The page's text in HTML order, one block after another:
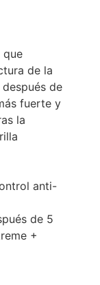
que
de la
de
fuerte y
la
anti-
de 5
+